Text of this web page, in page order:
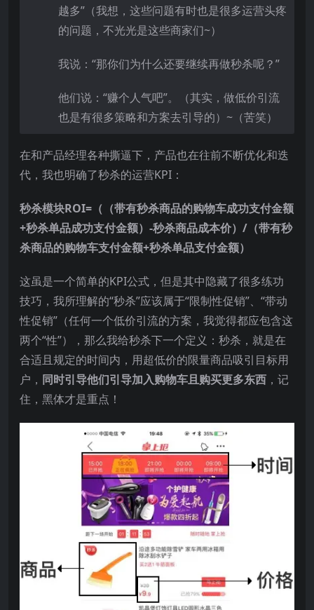
越多”（我想，这些问题有时也是很多运营头疼
的问题，不光光是这些商家们~）
我说：“那你们为什么还要继续再做秒杀呢？”
他们说：“赚个人气吧”。（其实，做低价引流
也是有很多策略和方案去引导的）~（苦笑）
在和产品经理各种撕逼下，产品也在往前不断优化和迭
代，我也明确了秒杀的运营KPI：
秒杀模块ROI=（（带有秒杀商品的购物车成功支付金额
+秒杀单品成功支付金额）-秒杀商品成本价）/（带有秒
杀商品的购物车支付金额+秒杀单品支付金额）
这虽是一个简单的KPI公式，但是其中隐藏了很多练功
技巧，我所理解的“秒杀”应该属于“限制性促销”、“带动
性促销”（任何一个低价引流的方案，我觉得都应包含这
两个“性”），那么我给秒杀下一个定义：秒杀，就是在
合适且规定的时间内，用超低价的限量商品吸引目标用
户， 同时引导他们引导加入购物车且购买更多东西 ，记
住，黑体才是重点！